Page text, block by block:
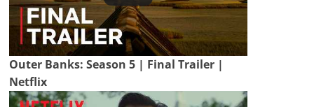
Outer Banks: Season 5 | Final Trailer |
Netflix